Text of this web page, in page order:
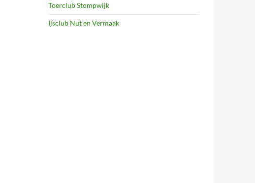
Toerclub Stompwijk
Ijsclub Nut en Vermaak